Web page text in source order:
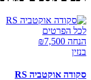
לכל הפרטים
הנחה ₪ 7,500
בנזין
סקודה אוקטביה RS